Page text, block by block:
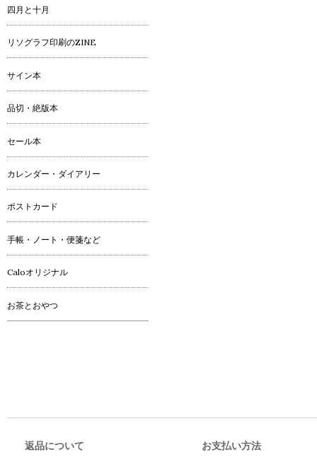
四月と十月
リソグラフ印刷のZINE
サイン本
品切・絶版本
セール本
カレンダー・ダイアリー
ポストカード
手帳・ノート・便箋など
Caloオリジナル
お茶とおやつ
返品について お支払い方法